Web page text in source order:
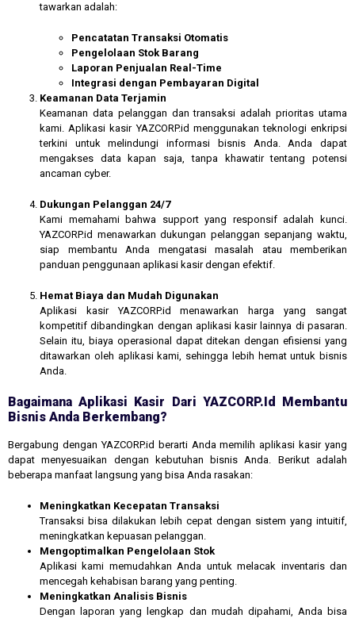
tawarkan adalah:
Pencatatan Transaksi Otomatis
Pengelolaan Stok Barang
Laporan Penjualan Real-Time
Integrasi dengan Pembayaran Digital
Keamanan Data Terjamin
Keamanan data pelanggan dan transaksi adalah prioritas utama
kami. Aplikasi kasir YAZCORP.id menggunakan teknologi enkripsi
terkini untuk melindungi informasi bisnis Anda. Anda dapat
mengakses data kapan saja, tanpa khawatir tentang potensi
ancaman cyber.
Dukungan Pelanggan 24/7
Kami memahami bahwa support yang responsif adalah kunci.
YAZCORP.id menawarkan dukungan pelanggan sepanjang waktu,
siap membantu Anda mengatasi masalah atau memberikan
panduan penggunaan aplikasi kasir dengan efektif.
Hemat Biaya dan Mudah Digunakan
Aplikasi kasir YAZCORP.id menawarkan harga yang sangat
kompetitif dibandingkan dengan aplikasi kasir lainnya di pasaran.
Selain itu, biaya operasional dapat ditekan dengan efisiensi yang
ditawarkan oleh aplikasi kami, sehingga lebih hemat untuk bisnis
Anda.
Bagaimana Aplikasi Kasir Dari YAZCORP.id Membantu
Bisnis Anda Berkembang?
Bergabung dengan YAZCORP.id berarti Anda memilih aplikasi kasir yang
dapat menyesuaikan dengan kebutuhan bisnis Anda. Berikut adalah
beberapa manfaat langsung yang bisa Anda rasakan:
Meningkatkan Kecepatan Transaksi
Transaksi bisa dilakukan lebih cepat dengan sistem yang intuitif,
meningkatkan kepuasan pelanggan.
Mengoptimalkan Pengelolaan Stok
Aplikasi kami memudahkan Anda untuk melacak inventaris dan
mencegah kehabisan barang yang penting.
Meningkatkan Analisis Bisnis
Dengan laporan yang lengkap dan mudah dipahami, Anda bisa